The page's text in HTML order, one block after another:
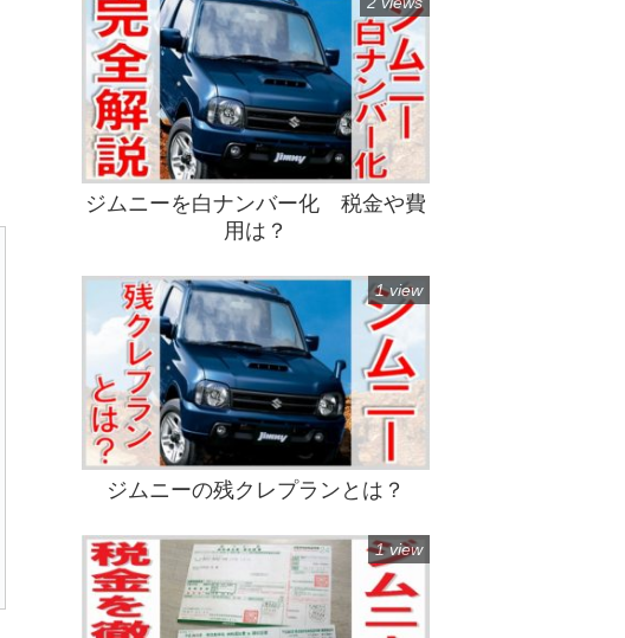
ジムニーを白ナンバー化 税金や費
用は？
ジムニーの残クレプランとは？
1 view
1 view